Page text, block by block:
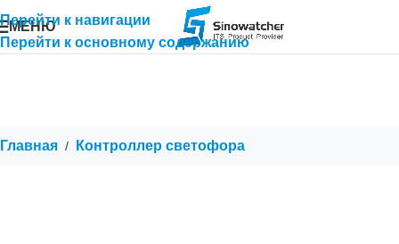
Перейти к навигации
Перейти к основному содержанию
МЕНЮ
Главная / Контроллер светофора